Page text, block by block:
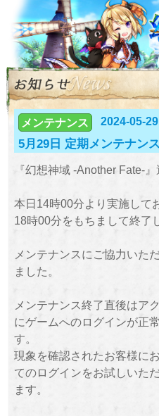
メンテナンス 2024-05-29
5月29日 定期メンテナン
『幻想神域 -Another Fate-』
本日14時00分より実施して
18時00分をもちまして終了
メンテナンスにご協力いた
ました。
メンテナンス終了直後はア
にゲームへのログインが正
す。
現象を確認されたお客様に
てのログインをお試しいた
ます。